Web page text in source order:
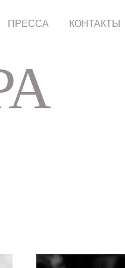
ПРЕССА КОНТАКТЫ